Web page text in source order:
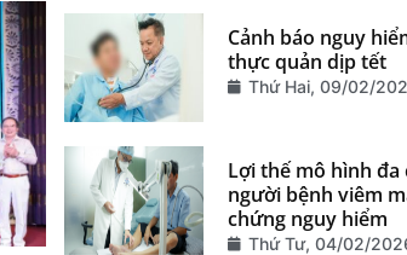
Cảnh báo nguy
thực quản dịp tết
Thứ Hai, 09/02/
Lợi thế mô hình
người bệnh viêm
chứng nguy hiểm
Thứ Tư, 04/02/